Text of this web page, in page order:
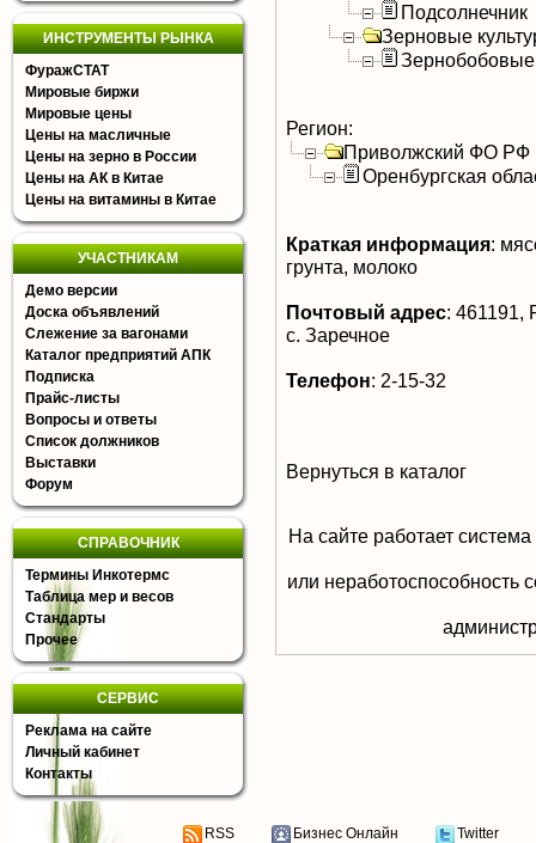
ИНСТРУМЕНТЫ РЫНКА
ФуражСТАТ
Мировые биржи
Мировые цены
Цены на масличные
Цены на зерно в России
Цены на АК в Китае
Цены на витамины в Китае
УЧАСТНИКАМ
Демо версии
Доска объявлений
Слежение за вагонами
Каталог предприятий АПК
Подписка
Прайс-листы
Вопросы и ответы
Список должников
Выставки
Форум
СПРАВОЧНИК
Термины Инкотермс
Таблица мер и весов
Стандарты
Прочее
СЕРВИС
Реклама на сайте
Личный кабинет
Контакты
Подсолнечник
Зерновые
Зернобобовые
Регион:
Приволжский ФО РФ
Оренбургская
Краткая информация:
грунта, молоко
Почтовый адрес: 461191,
с. Заречное
Телефон: 2-15-32
Вернуться в каталог
На сайте работает
или неработоспособность
RSS Бизнес Онлайн Twitter